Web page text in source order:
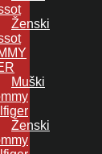
Ženski
Muški
Ženski